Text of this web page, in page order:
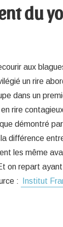
du
aux
un rire
dans un
rire
démontré
différence
les même
on repart
:
Institut